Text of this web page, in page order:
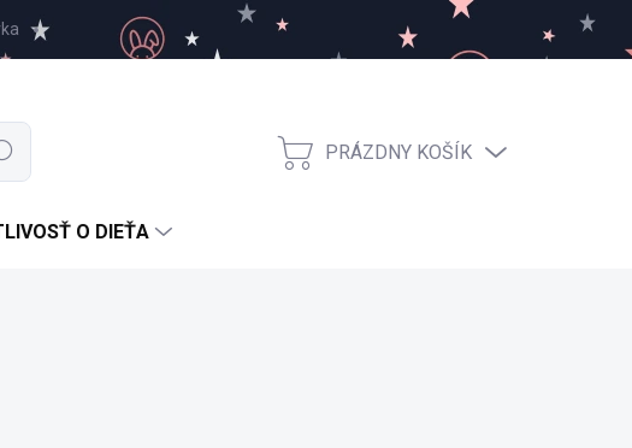
NÁKUPNÝ
PRÁZDNY KOŠÍK
O DIEŤA